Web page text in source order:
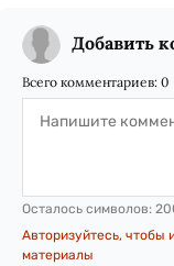
Добавить
Всего комментариев: 0
Осталось символов:
Авторизуйтесь, чтобы
материалы